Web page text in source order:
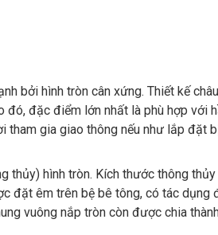
bởi hình tròn cân xứng. Thiết kế
đặc điểm lớn nhất là phù hợp với
tham gia giao thông nếu như lắp đặt
thủy) hình tròn. Kích thước thông
đặt êm trên bệ bê tông, có tác dụng
vuông nắp tròn còn được chia